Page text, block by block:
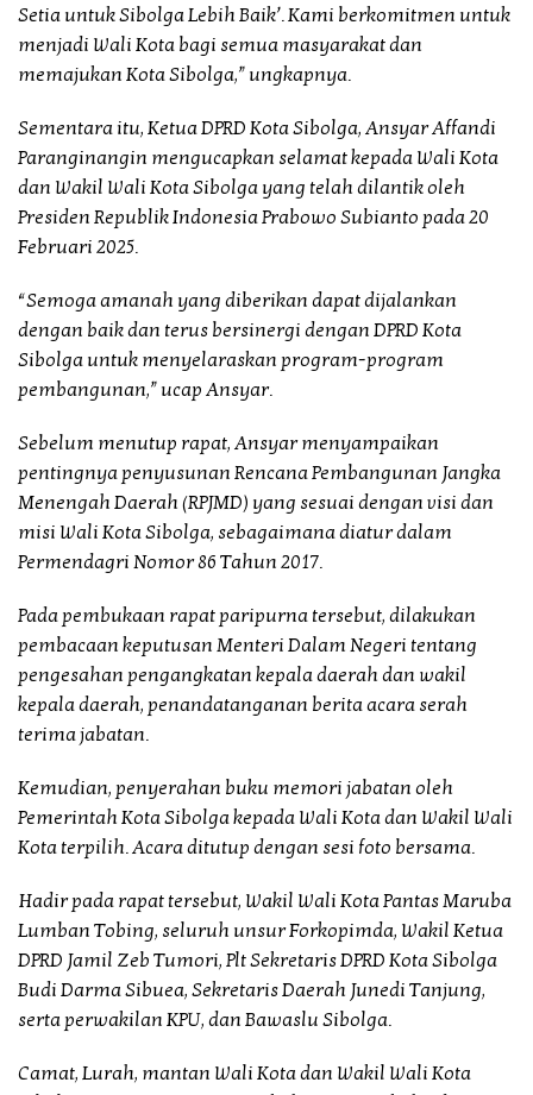
Setia untuk Sibolga Lebih Baik’. Kami berkomitmen untuk
menjadi Wali Kota bagi semua masyarakat dan
memajukan Kota Sibolga,” ungkapnya.
Sementara itu, Ketua DPRD Kota Sibolga, Ansyar Affandi
Paranginangin mengucapkan selamat kepada Wali Kota
dan Wakil Wali Kota Sibolga yang telah dilantik oleh
Presiden Republik Indonesia Prabowo Subianto pada 20
Februari 2025.
“Semoga amanah yang diberikan dapat dijalankan
dengan baik dan terus bersinergi dengan DPRD Kota
Sibolga untuk menyelaraskan program-program
pembangunan,” ucap Ansyar.
Sebelum menutup rapat, Ansyar menyampaikan
pentingnya penyusunan Rencana Pembangunan Jangka
Menengah Daerah (RPJMD) yang sesuai dengan visi dan
misi Wali Kota Sibolga, sebagaimana diatur dalam
Permendagri Nomor 86 Tahun 2017.
Pada pembukaan rapat paripurna tersebut, dilakukan
pembacaan keputusan Menteri Dalam Negeri tentang
pengesahan pengangkatan kepala daerah dan wakil
kepala daerah, penandatanganan berita acara serah
terima jabatan.
Kemudian, penyerahan buku memori jabatan oleh
Pemerintah Kota Sibolga kepada Wali Kota dan Wakil Wali
Kota terpilih. Acara ditutup dengan sesi foto bersama.
Hadir pada rapat tersebut, Wakil Wali Kota Pantas Maruba
Lumban Tobing, seluruh unsur Forkopimda, Wakil Ketua
DPRD Jamil Zeb Tumori, Plt Sekretaris DPRD Kota Sibolga
Budi Darma Sibuea, Sekretaris Daerah Junedi Tanjung,
serta perwakilan KPU, dan Bawaslu Sibolga.
Camat, Lurah, mantan Wali Kota dan Wakil Wali Kota